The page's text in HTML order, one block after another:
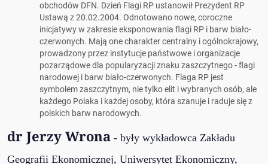
obchodów DFN. Dzień Flagi RP ustanowił Prezydent RP
Ustawą z 20.02.2004. Odnotowano nowe, coroczne
inicjatywy w zakresie eksponowania flagi RP i barw biało-
czerwonych. Mają one charakter centralny i ogólnokrajowy,
prowadzony przez instytucje państwowe i organizacje
pozarządowe dla popularyzacji znaku zaszczytnego - flagi
narodowej i barw biało-czerwonych. Flaga RP jest
symbolem zaszczytnym, nie tylko elit i wybranych osób, ale
każdego Polaka i każdej osoby, która szanuje i raduje się z
polskich barw narodowych.
dr Jerzy Wrona - były wykładowca Zakładu
Geografii Ekonomicznej, Uniwersytet Ekonomiczny,